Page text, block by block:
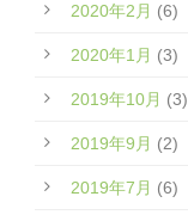
2020年2月 (6)
2020年1月 (3)
2019年10月 (3)
2019年9月 (2)
2019年7月 (6)